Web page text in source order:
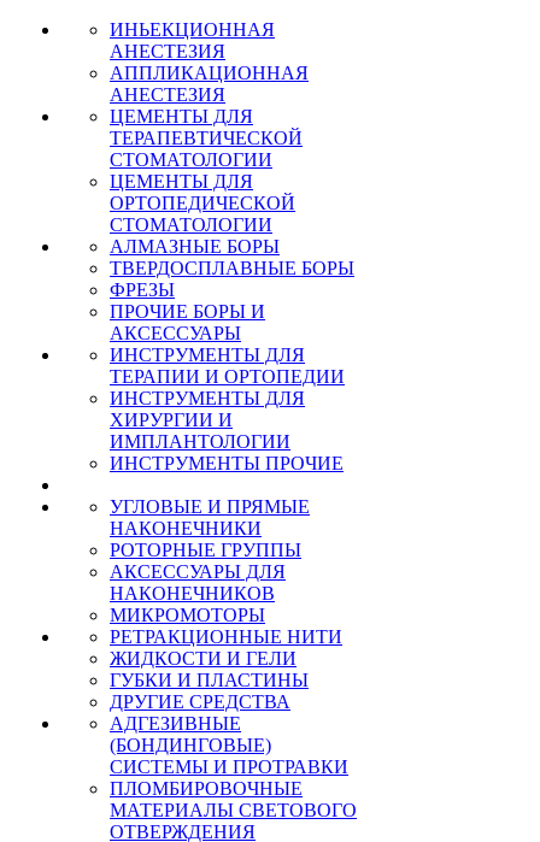
ИНЬЕКЦИОННАЯ
АНЕСТЕЗИЯ
АППЛИКАЦИОННАЯ
АНЕСТЕЗИЯ
ЦЕМЕНТЫ ДЛЯ
ТЕРАПЕВТИЧЕСКОЙ
СТОМАТОЛОГИИ
ЦЕМЕНТЫ ДЛЯ
ОРТОПЕДИЧЕСКОЙ
СТОМАТОЛОГИИ
АЛМАЗНЫЕ БОРЫ
ТВЕРДОСПЛАВНЫЕ БОРЫ
ФРЕЗЫ
ПРОЧИЕ БОРЫ И
АКСЕССУАРЫ
ИНСТРУМЕНТЫ ДЛЯ
ТЕРАПИИ И ОРТОПЕДИИ
ИНСТРУМЕНТЫ ДЛЯ
ХИРУРГИИ И
ИМПЛАНТОЛОГИИ
ИНСТРУМЕНТЫ ПРОЧИЕ
УГЛОВЫЕ И ПРЯМЫЕ
НАКОНЕЧНИКИ
РОТОРНЫЕ ГРУППЫ
АКСЕССУАРЫ ДЛЯ
НАКОНЕЧНИКОВ
МИКРОМОТОРЫ
РЕТРАКЦИОННЫЕ НИТИ
ЖИДКОСТИ И ГЕЛИ
ГУБКИ И ПЛАСТИНЫ
ДРУГИЕ СРЕДСТВА
АДГЕЗИВНЫЕ
(БОНДИНГОВЫЕ)
СИСТЕМЫ И ПРОТРАВКИ
ПЛОМБИРОВОЧНЫЕ
МАТЕРИАЛЫ СВЕТОВОГО
ОТВЕРЖДЕНИЯ